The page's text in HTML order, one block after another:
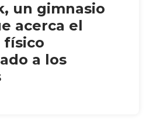
un gimnasio
acerca el
físico
a los